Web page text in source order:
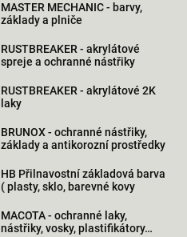
MASTER MECHANIC - barvy,
základy a plniče
RUSTBREAKER - akrylátové
spreje a ochranné nástřiky
RUSTBREAKER - akrylátové 2K
laky
BRUNOX - ochranné nástřiky,
základy a antikorozní prostředky
HB Přilnavostní základová barva
( plasty, sklo, barevné kovy
MACOTA - ochranné laky,
nástřiky, vosky, plastifikátory…